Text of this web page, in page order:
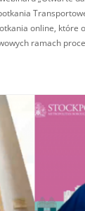
online, które
ramach